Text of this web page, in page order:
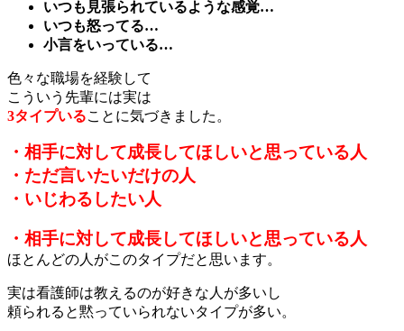
いつも見張られているような感覚…
いつも怒ってる…
小言をいっている…
色々な職場を経験して
こういう先輩には実は
3タイプいることに気づきました。
・相手に対して成長してほしいと思っている人
・ただ言いたいだけの人
・いじわるしたい人
・相手に対して成長してほしいと思っている人
ほとんどの人がこのタイプだと思います。
実は看護師は教えるのが好きな人が多いし
頼られると黙っていられないタイプが多い。